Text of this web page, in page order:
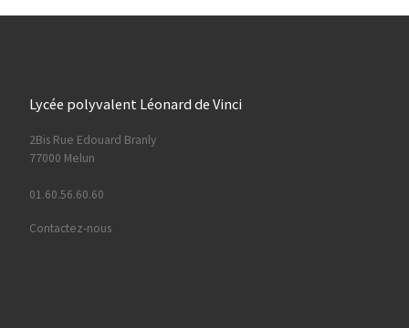
Lycée polyvalent Léonard de Vinci
2Bis Rue Edouard Branly
77000 Melun
01.60.56.60.60
Contactez-nous